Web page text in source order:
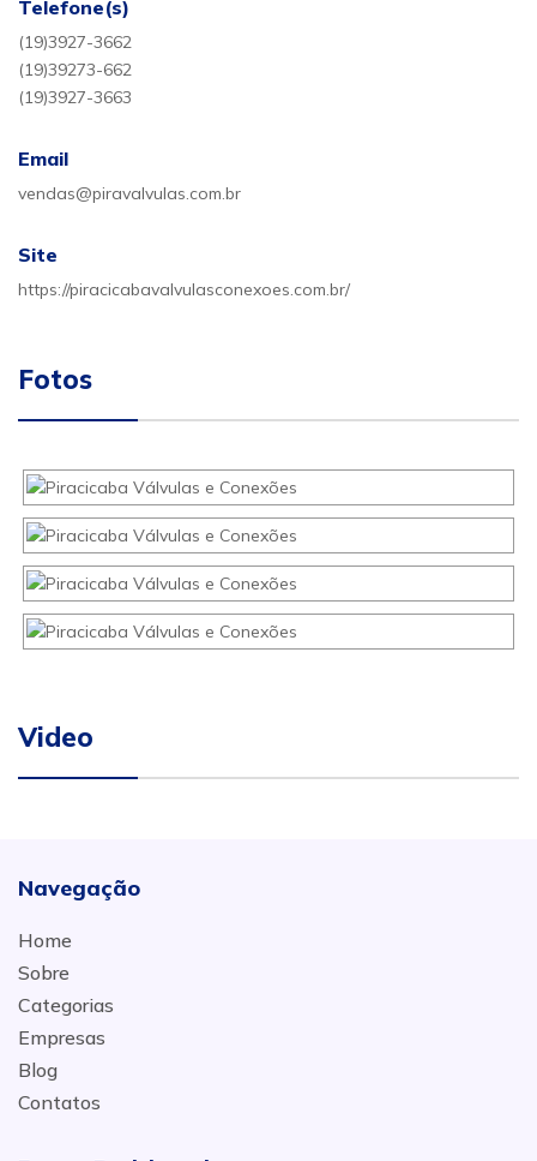
Telefone(s)
(19)3927-3662
(19)39273-662
(19)3927-3663
Email
vendas@piravalvulas.com.br
Site
https://piracicabavalvulasconexoes.com.br/
Fotos
Video
Navegação
Home
Sobre
Categorias
Empresas
Blog
Contatos